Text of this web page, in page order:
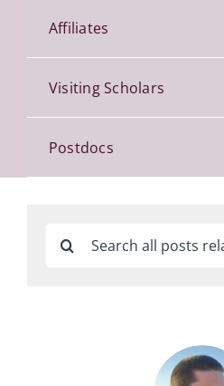
Affiliates
Visiting Scholars
Postdocs
Search